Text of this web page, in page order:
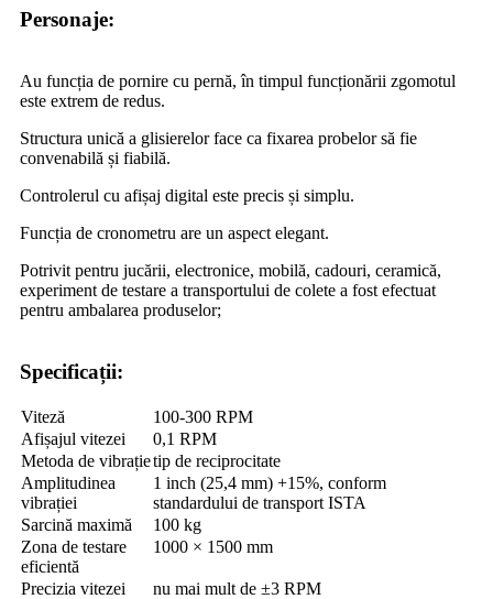
Personaje:
Au funcția de pornire cu pernă, în timpul funcționării zgomotul
este extrem de redus.
Structura unică a glisierelor face ca fixarea probelor să fie
convenabilă și fiabilă.
Controlerul cu afișaj digital este precis și simplu.
Funcția de cronometru are un aspect elegant.
Potrivit pentru jucării, electronice, mobilă, cadouri, ceramică,
experiment de testare a transportului de colete a fost efectuat
pentru ambalarea produselor;
Specificații:
Viteză
100-300 RPM
Afișajul vitezei
0,1 RPM
Metoda de vibrațietip de reciprocitate
Amplitudinea
vibrației
1 inch (25,4 mm) +15%, conform
standardului de transport ISTA
Sarcină maximă
100 kg
Zona de testare
eficientă
1000 × 1500 mm
Precizia vitezei
nu mai mult de ±3 RPM